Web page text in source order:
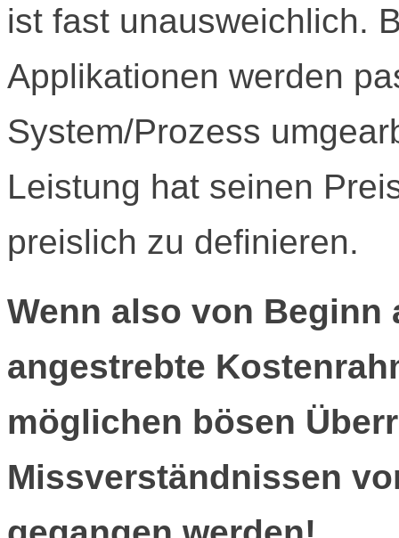
ist fast unausweichlich.
Applikationen werden
System/Prozess
Leistung hat seinen
preislich zu definieren.
Wenn also von
angestrebte
möglichen bösen
Missverständnissen